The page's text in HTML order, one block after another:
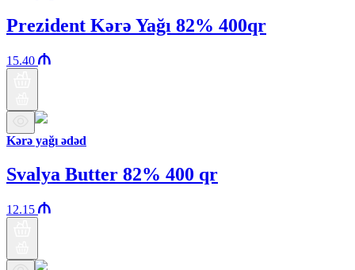
Prezident Kərə Yağı 82% 400qr
15.40
Kərə yağı ədəd
Svalya Butter 82% 400 qr
12.15